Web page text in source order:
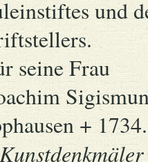
und
seine Frau
+ 1734.